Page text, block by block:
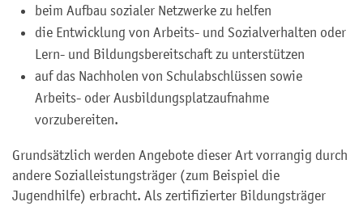
beim Aufbau sozialer Netzwerke zu helfen
die Entwicklung von Arbeits- und Sozialverhalten oder
Lern- und Bildungsbereitschaft zu unterstützen
auf das Nachholen von Schulabschlüssen sowie
Arbeits- oder Ausbildungsplatzaufnahme
vorzubereiten.
Grundsätzlich werden Angebote dieser Art vorrangig durch
andere Sozialleistungsträger (zum Beispiel die
Jugendhilfe) erbracht. Als zertifizierter Bildungsträger